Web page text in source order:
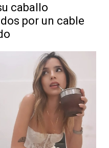
caballo
por un cable